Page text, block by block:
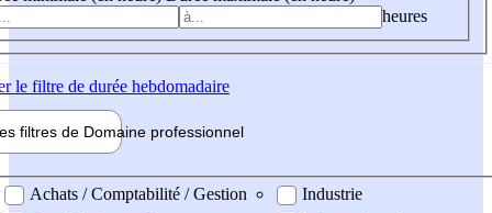
heures
le filtre de durée hebdomadaire
filtres de Domaine professionnel
professionel
Achats / Comptabilité / Gestion
Industrie